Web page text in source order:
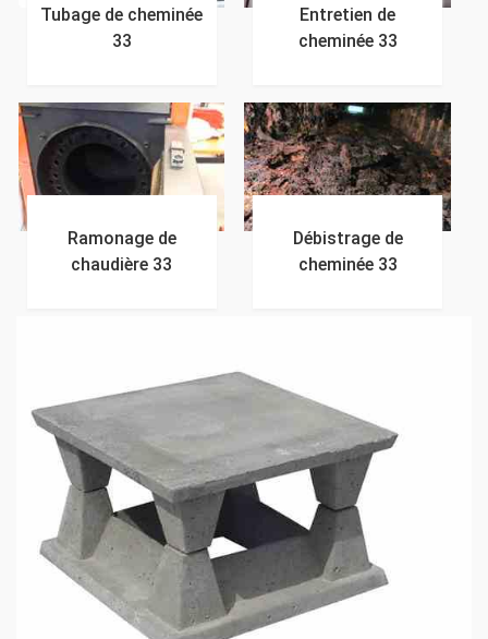
Tubage de cheminée
33
Entretien de
cheminée 33
Ramonage de
chaudière 33
Débistrage de
cheminée 33